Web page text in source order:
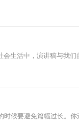
生活中，演讲稿与我们
候要避免篇幅过长。